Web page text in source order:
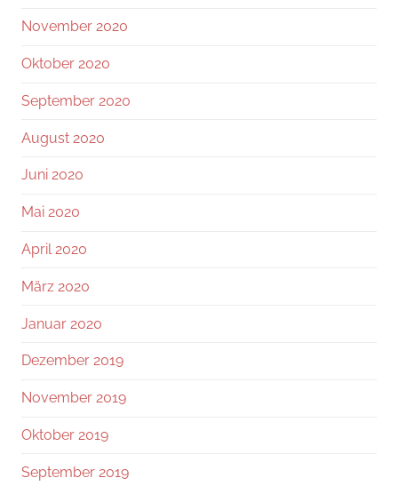
November 2020
Oktober 2020
September 2020
August 2020
Juni 2020
Mai 2020
April 2020
März 2020
Januar 2020
Dezember 2019
November 2019
Oktober 2019
September 2019